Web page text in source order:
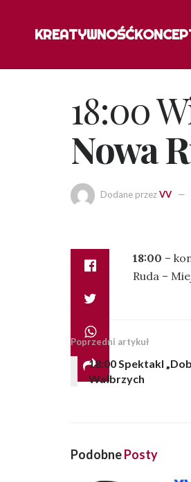
KREATYWNOŚĆ
18:00
Nowa
Dodane przezVV
18:00 –
Ruda –
Poprzedni artykuł
18:00 Spektakl
Wałbrzych
PodobnePosty